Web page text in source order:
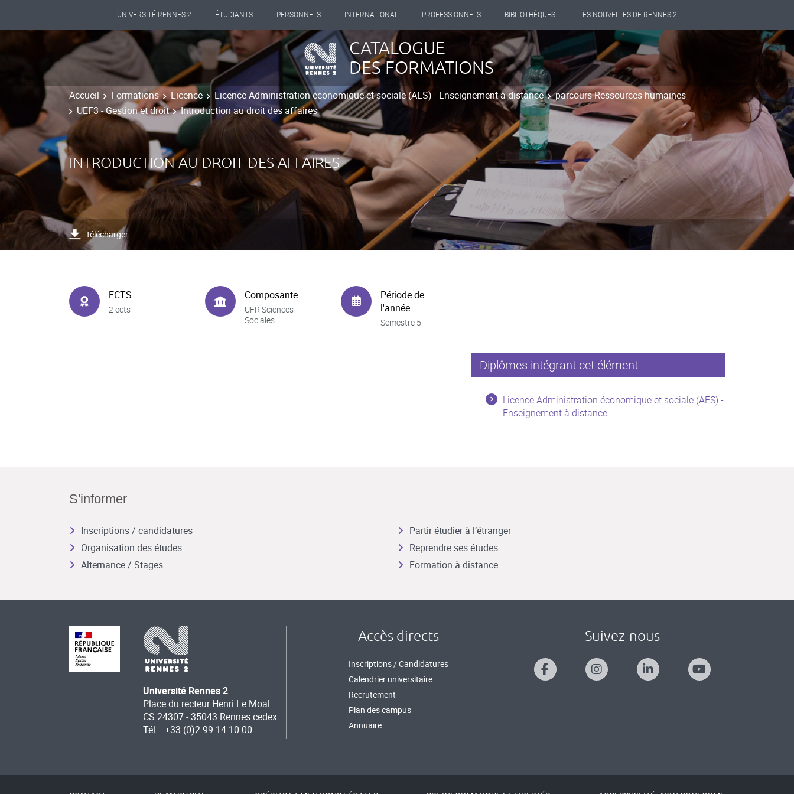
UNIVERSITÉ RENNES 2 ÉTUDIANTS PERSONNELS INTERNATIONAL PROFESSIONNELS BIBLIOTHÈQUES LES NOUVELLES DE RENNES 2
CATALOGUE
DES FORMATIONS
Accueil Formations Licence Licence Administration économique et sociale (AES) - Enseignement à distance
parcours Ressources humaines
UEF3 - Gestion et droit
Introduction au droit des affaires
INTRODUCTION AU DROIT DES AFFAIRES
Télécharger
ECTS
2 ects
Composante
UFR Sciences
Sociales
Période de
l'année
Semestre 5
Diplômes intégrant cet élément
Licence Administration économique et sociale (AES) -
Enseignement à distance
S'informer
Inscriptions / candidatures
Organisation des études
Alternance / Stages
Partir étudier à l’étranger
Reprendre ses études
Formation à distance
Université Rennes 2
Place du recteur Henri Le Moal
CS 24307 - 35043 Rennes cedex
Tél. : +33 (0)2 99 14 10 00
Accès directs
Inscriptions / Candidatures
Calendrier universitaire
Recrutement
Plan des campus
Annuaire
Suivez-nous